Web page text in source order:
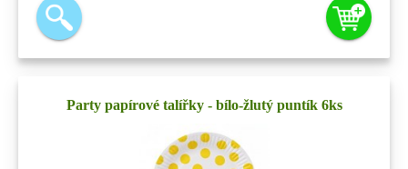
Party papírové talířky - bílo-žlutý puntík 6ks